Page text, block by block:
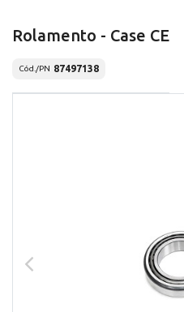
Rolamento - Case CE
Cód./PN 87497138